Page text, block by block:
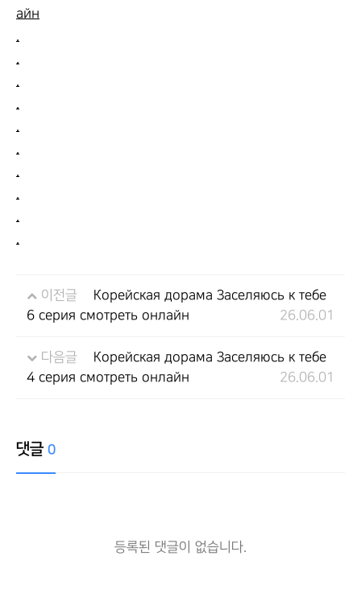
айн
.
.
.
.
.
.
.
.
.
.
이전글
Корейская дорама Заселяюсь к тебе
6 серия смотреть онлайн
26.06.01
다음글
Корейская дорама Заселяюсь к тебе
4 серия смотреть онлайн
26.06.01
댓글 0
등록된 댓글이 없습니다.